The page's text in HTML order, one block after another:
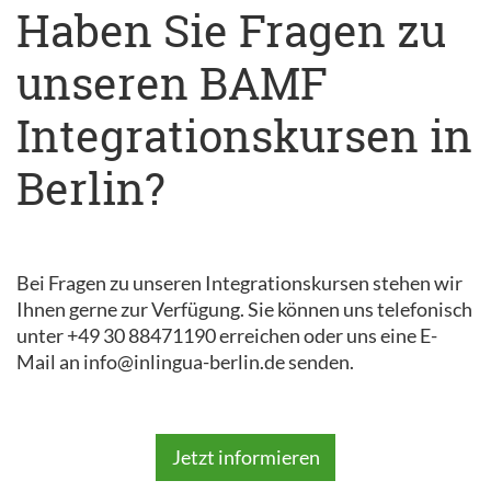
Haben Sie Fragen zu
unseren BAMF
Integrationskursen in
Berlin?
Bei Fragen zu unseren Integrationskursen stehen wir
Ihnen gerne zur Verfügung. Sie können uns telefonisch
unter +49 30 88471190 erreichen oder uns eine E-
Mail an info@inlingua-berlin.de senden.
Jetzt informieren